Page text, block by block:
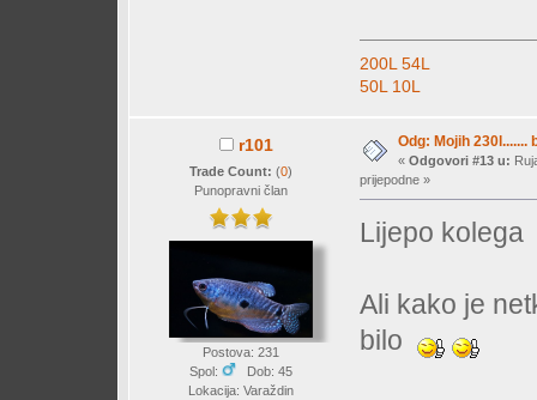
200L 54L
50L 10L
r101
Trade Count: (0)
Punopravni član
Postova: 231
Spol:
Dob: 45
Lokacija: Varaždin
Odg: Mojih 230l.......
« Odgovori #13 u:
prijepodne »
Lijepo kolega
Ali kako je
bilo